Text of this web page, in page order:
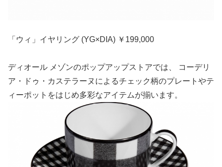
「ウィ」イヤリング (YG×DIA) ￥199,000
ディオール メゾンのポップアップストアでは、 コーデリ
ア・ドゥ・カステラーヌによるチェック柄のプレートやテ
ィーポットをはじめ多彩なアイテムが揃います。